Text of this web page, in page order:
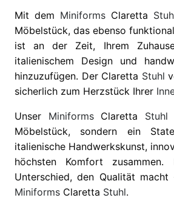
Mit dem Miniforms Claretta
Möbelstück, das ebenso
ist an der Zeit, Ihrem
italienischem Design und
hinzuzufügen. Der Claretta Stuhl
sicherlich zum Herzstück Ihrer
Unser MiniformsClaretta Stuhl
Möbelstück, sondern ein
italienische Handwerkskunst,
höchsten Komfort
Unterschied, den Qualität
Miniforms Claretta Stuhl.